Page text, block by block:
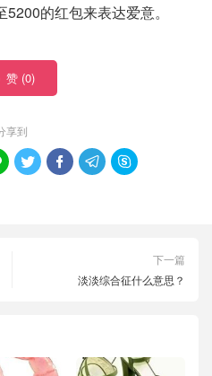
的红包来表达爱意。
赞 (0)
享到
   
下一篇
淡淡综合征什么意思？